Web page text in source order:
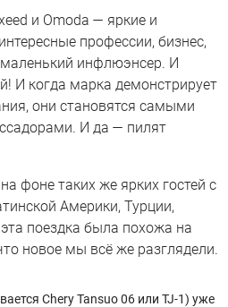
и Omoda — яркие и
профессии, бизнес,
инфлюэнсер. И
И когда марка демонстрирует
они становятся самыми
И да — пилят
фоне таких же ярких гостей с
Америки, Турции,
поездка была похожа на
новое мы всё же разглядели.
Chery Tansuo 06 или TJ-1) уже